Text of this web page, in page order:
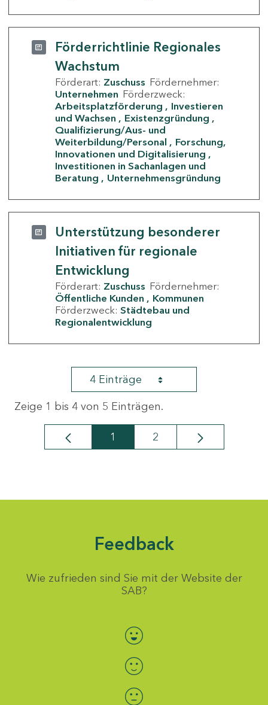
Förderrichtlinie Regionales
Wachstum
Förderart: Zuschuss Fördernehmer:
Unternehmen Förderzweck:
Arbeitsplatzförderung
Investieren
und Wachsen
Existenzgründung
Qualifizierung/Aus- und
Weiterbildung/Personal
Forschung,
Innovationen und Digitalisierung
Investitionen in Sachanlagen und
Beratung
Unternehmensgründung
Unterstützung besonderer
Initiativen für regionale
Entwicklung
Förderart: Zuschuss Fördernehmer:
Öffentliche Kunden
Kommunen
Förderzweck: Städtebau und
Regionalentwicklung
4 Einträge
Zeige 1 bis 4 von 5 Einträgen.
Seite
1 Seite
2
Feedback
Wie zufrieden sind Sie mit der Website der
SAB?
Bewertung auswählen